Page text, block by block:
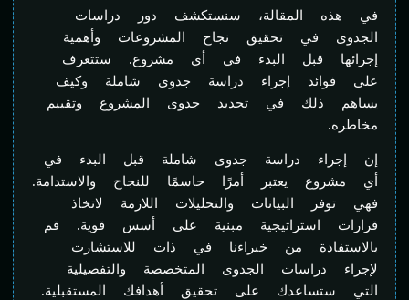
في هذه المقالة، سنستكشف دور دراسات
الجدوى في تحقيق نجاح المشروعات وأهمية
إجرائها قبل البدء في أي مشروع. ستتعرف
على فوائد إجراء دراسة جدوى شاملة وكيف
يساهم ذلك في تحديد جدوى المشروع وتقييم
مخاطره.
إن إجراء دراسة جدوى شاملة قبل البدء في
أي مشروع يعتبر أمرًا حاسمًا للنجاح والاستدامة.
فهي توفر البيانات والتحليلات اللازمة لاتخاذ
قرارات استراتيجية مبنية على أسس قوية. قم
بالاستفادة من خبراءنا في ذات للاستشارت
لإجراء دراسات الجدوى المتخصصة والتفصيلية
التي ستساعدك على تحقيق أهدافك المستقبلية.